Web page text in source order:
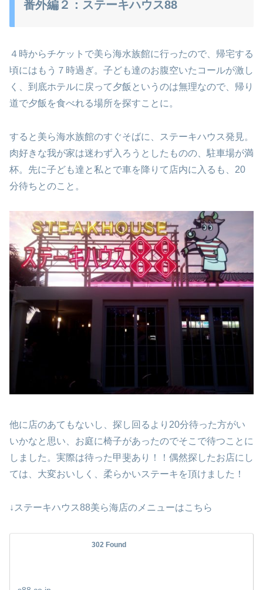
番外編２：ステーキハウス88
４時からチケットで美ら海水族館に行ったので、帰宅する
頃にはもう７時過ぎ。子ども達のお腹空いたコールが激し
く、到底ホテルに戻って夕飯というのは無理なので、帰り
道で夕飯を食べれる場所を探すことに。
すると美ら海水族館のすぐそばに、ステーキハウス発見。
肉好きな我が家は迷わず入ろうとしたものの、駐車場が満
杯。先に子ども達と私とで車を降りて店内に入るも、20
分待ちとのこと。
他に店のあてもないし、探し回るより20分待った方がい
いかなと思い、お庭に椅子があったのでそこで待つことに
しました。実際は待った甲斐あり！！偶然探したお店にし
ては、大変おいしく、柔らかいステーキを頂けました！
↓ステーキハウス88美ら海店のメニューはこちら
302 Found